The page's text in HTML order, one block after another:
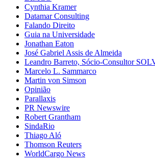
Cynthia Kramer
Datamar Consulting
Falando Direito
Guia na Universidade
Jonathan Eaton
José Gabriel Assis de Almeida
Leandro Barreto, Sócio-Consultor
Marcelo L. Sammarco
Martin von Simson
Opinião
Parallaxis
PR Newswire
Robert Grantham
SindaRio
Thiago Aló
Thomson Reuters
WorldCargo News